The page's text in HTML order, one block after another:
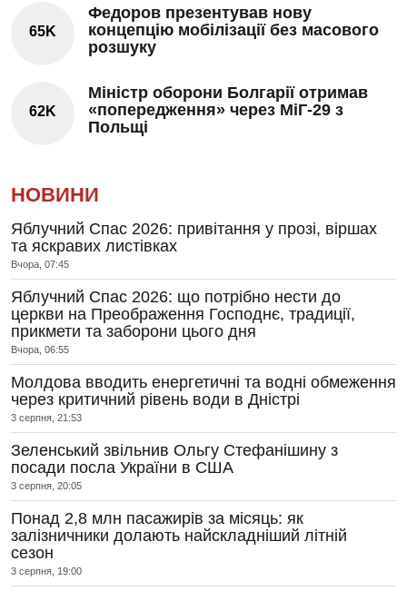
65K
Федоров презентував нову
концепцію мобілізації без масового
розшуку
62K
Міністр оборони Болгарії отримав
«попередження» через МіГ-29 з
Польщі
НОВИНИ
Яблучний Спас 2026: привітання у прозі, віршах
та яскравих листівках
Вчора, 07:45
Яблучний Спас 2026: що потрібно нести до
церкви на Преображення Господнє, традиції,
прикмети та заборони цього дня
Вчора, 06:55
Молдова вводить енергетичні та водні обмеження
через критичний рівень води в Дністрі
3 серпня, 21:53
Зеленський звільнив Ольгу Стефанішину з
посади посла України в США
3 серпня, 20:05
Понад 2,8 млн пасажирів за місяць: як
залізничники долають найскладніший літній
сезон
3 серпня, 19:00